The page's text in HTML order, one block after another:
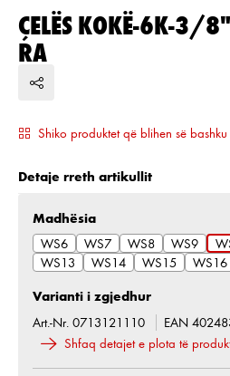
ÇELËS KOKË-6K-3/
RA
Shiko produktet që blihen së bashku
Detaje rreth artikullit
Zgjidh
Madhësia
WS6
WS7 WS8 WS9
WS13
WS14 WS15 WS16
Varianti i zgjedhur
Art.-Nr. 0713121110
EAN
Shfaq detajet e plota të